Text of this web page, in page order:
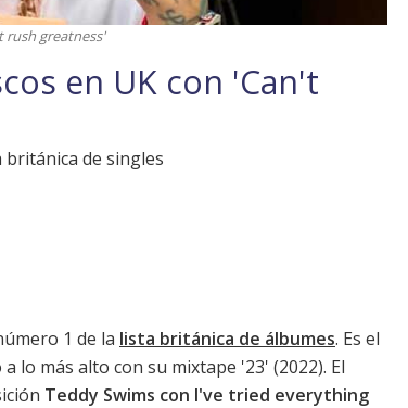
rush greatness'
en UK con 'Can't
de singles
1 de la lista británica de álbumes. Es el
lo más alto con su mixtape '23' (2022). El
Teddy Swims con I've tried everything